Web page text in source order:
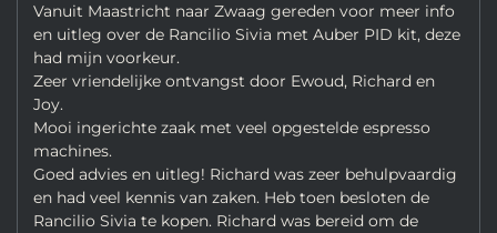
Vanuit Maastricht naar Zwaag gereden voor meer info
en uitleg over de Rancilio Sivia met Auber PID kit, deze
had mijn voorkeur.
Zeer vriendelijke ontvangst door Ewoud, Richard en
Joy.
Mooi ingerichte zaak met veel opgestelde espresso
machines.
Goed advies en uitleg! Richard was zeer behulpvaardig
en had veel kennis van zaken. Heb toen besloten de
Rancilio Sivia te kopen. Richard was bereid om de